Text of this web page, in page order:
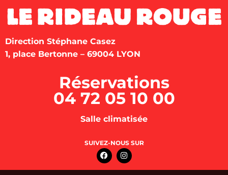
Direction Stéphane Casez
1, place Bertonne – 69004 LYON
Réservations
04 72 05 10 00
Salle climatisée
SUIVEZ-NOUS SUR